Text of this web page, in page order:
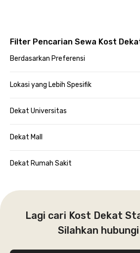
Filter Pencarian Sewa Kost
Berdasarkan Preferensi
Lokasi yang Lebih Spesifik
Dekat Universitas
Dekat Mall
Dekat Rumah Sakit
Lagi cari Kost Dekat
Silahkan